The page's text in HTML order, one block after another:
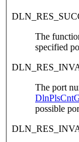
The
specified
The port
possible